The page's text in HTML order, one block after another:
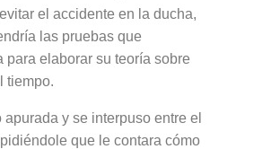
el accidente en la ducha,
las pruebas que
para elaborar su teoría sobre
tiempo.
apurada y se interpuso entre el
que le contara cómo